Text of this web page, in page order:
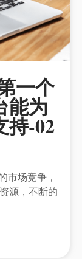
一个
能为
持-02
市场竞争，
源，不断的